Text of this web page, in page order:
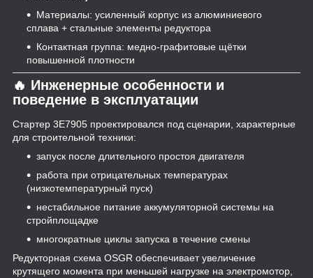
Материалы: усиленный корпус из алюминиевого
сплава + стальные элементы редуктора
Контактная группа: медно-графитовые щётки
повышенной плотности
🔥 Инженерные особенности и
поведение в эксплуатации
Стартер 3E7905 проектировался под сценарии, характерные
для строительной техники:
запуск после длительного простоя двигателя
работа при отрицательных температурах
(низкотемпературный пуск)
нестабильное питание аккумуляторной системы на
стройплощадке
многократные циклы запуска в течение смены
Редукторная схема OSGR обеспечивает увеличение
крутящего момента при меньшей нагрузке на электромотор,